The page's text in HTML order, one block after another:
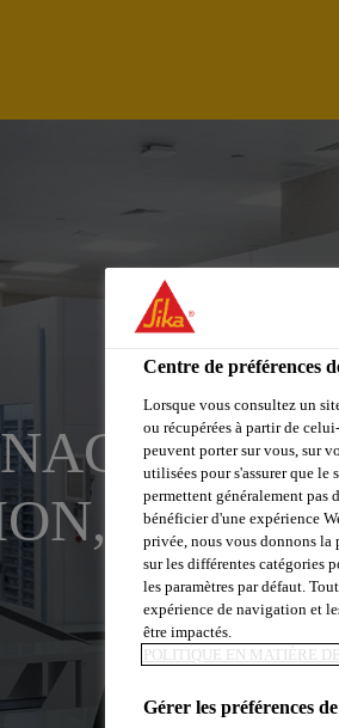
Centre de préférences
Lorsque vous consultez un
ou récupérées à partir de
peuvent porter sur vous, sur
utilisées pour s'assurer que
permettent généralement pas
bénéficier d'une expérience
privée, nous vous donnons la
sur les différentes catégories
les paramètres par défaut.
expérience de navigation et
être impactés.
POLITIQUE EN MATIÈRE
Gérer les préférences